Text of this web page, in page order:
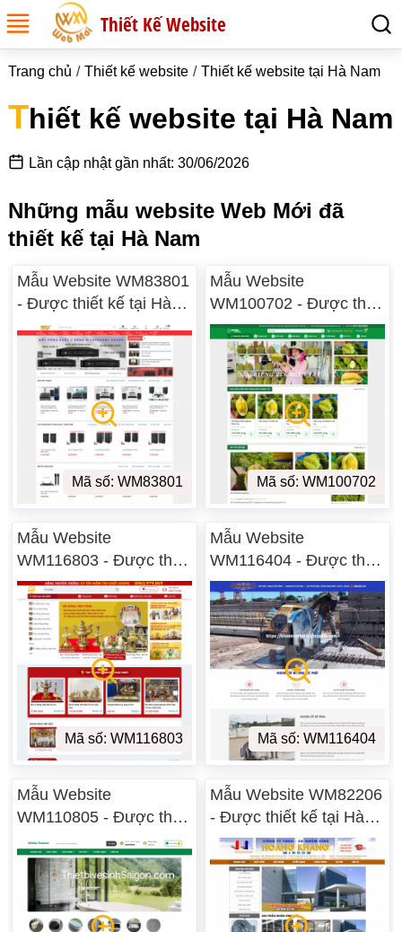
Thiết Kế Website
Trang chủ Thiết kế website Thiết kế website tại Hà Nam
Thiết kế website tại Hà Nam
Lần cập nhật gần nhất: 30/06/2026
Những mẫu website Web Mới đã
thiết kế tại Hà Nam
Mẫu Website WM83801
- Được thiết kế tại Hà
Nam
Mã số: WM83801
Mẫu Website
WM100702 - Được thiết
kế tại Hà Nam
Mã số: WM100702
Mẫu Website
WM116803 - Được thiết
kế tại Hà Nam
Mã số: WM116803
Mẫu Website
WM116404 - Được thiết
kế tại Hà Nam
Mã số: WM116404
Mẫu Website
WM110805 - Được thiết
kế tại Hà Nam
Mẫu Website WM82206
- Được thiết kế tại Hà
Nam